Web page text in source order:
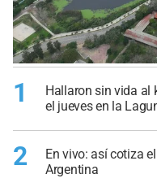
1
Hallaron sin vida al
el jueves en la
2
En vivo: así cotiza
Argentina